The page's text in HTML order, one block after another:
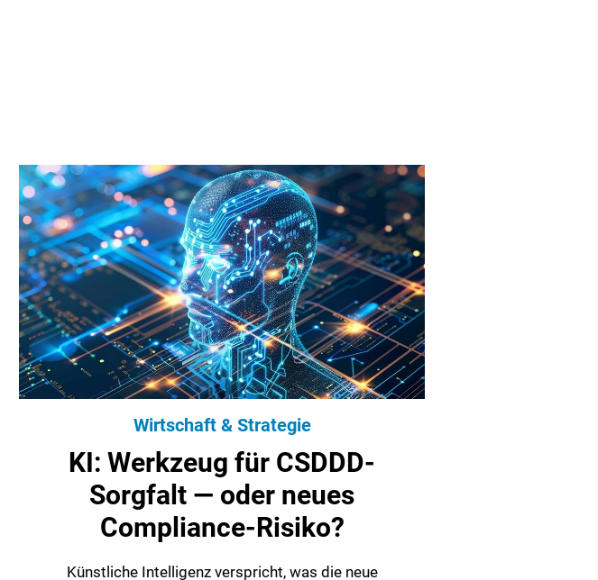
Wirtschaft & Strategie
KI: Werkzeug für CSDDD-
Sorgfalt — oder neues
Compliance-Risiko?
Künstliche Intelligenz verspricht, was die neue